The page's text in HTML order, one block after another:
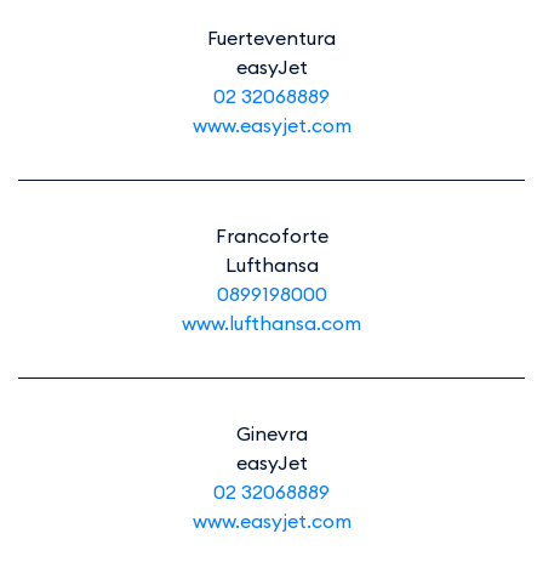
Fuerteventura
easyJet
02 32068889
www.easyjet.com
Francoforte
Lufthansa
0899198000
www.lufthansa.com
Ginevra
easyJet
02 32068889
www.easyjet.com